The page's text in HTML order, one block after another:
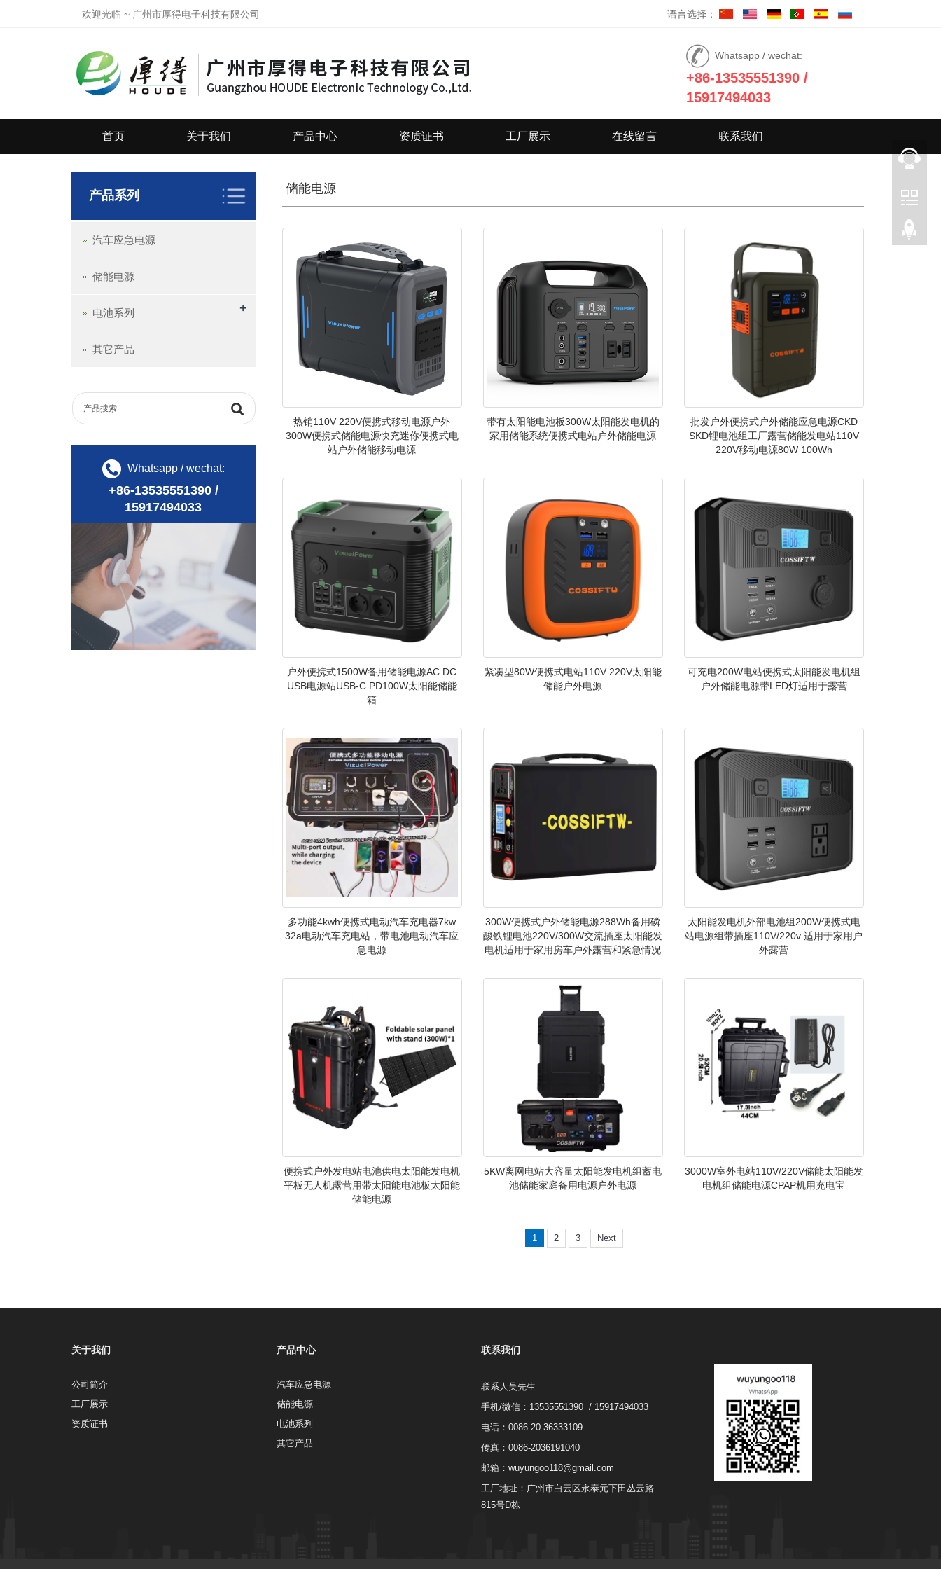
欢迎光临 ~ 广州市厚得电子科技有限公司 语言选择：
Whatsapp / wechat:
+86-13535551390 /
15917494033
首页 关于我们 产品中心 资质证书 工厂展示 在线留言 联系我们
储能电源
热销110V 220V便携式移动电源户外
300W便携式储能电源快充迷你便携式电
站户外储能移动电源
带有太阳能电池板300W太阳能发电机的
家用储能系统便携式电站户外储能电源
批发户外便携式户外储能应急电源CKD
SKD锂电池组工厂露营储能发电站110V
220V移动电源80W 100Wh
户外便携式1500W备用储能电源AC DC
USB电源站USB-C PD100W太阳能储能
箱
紧凑型80W便携式电站110V 220V太阳能
储能户外电源
可充电200W电站便携式太阳能发电机组
户外储能电源带LED灯适用于露营
多功能4kwh便携式电动汽车充电器7kw
32a电动汽车充电站，带电池电动汽车应
急电源
300W便携式户外储能电源288Wh备用磷
酸铁锂电池220V/300W交流插座太阳能发
电机适用于家用房车户外露营和紧急情况
太阳能发电机外部电池组200W便携式电
站电源组带插座110V/220v 适用于家用户
外露营
便携式户外发电站电池供电太阳能发电机
平板无人机露营用带太阳能电池板太阳能
储能电源
5KW离网电站大容量太阳能发电机组蓄电
池储能家庭备用电源户外电源
3000W室外电站110V/220V储能太阳能发
电机组储能电源CPAP机用充电宝
1 2 3 Next
产品系列
汽车应急电源
储能电源
电池系列 +
其它产品
Whatsapp / wechat:
+86-13535551390 /
15917494033
关于我们
公司简介
工厂展示
资质证书
产品中心
汽车应急电源
储能电源
电池系列
其它产品
联系我们
联系人吴先生
手机/微信： 13535551390 / 15917494033
电话：0086-20-36333109
传真：0086-2036191040
邮箱： wuyungoo118@gmail.com
工厂地址：广州市白云区永泰元下田丛云路
815号D栋